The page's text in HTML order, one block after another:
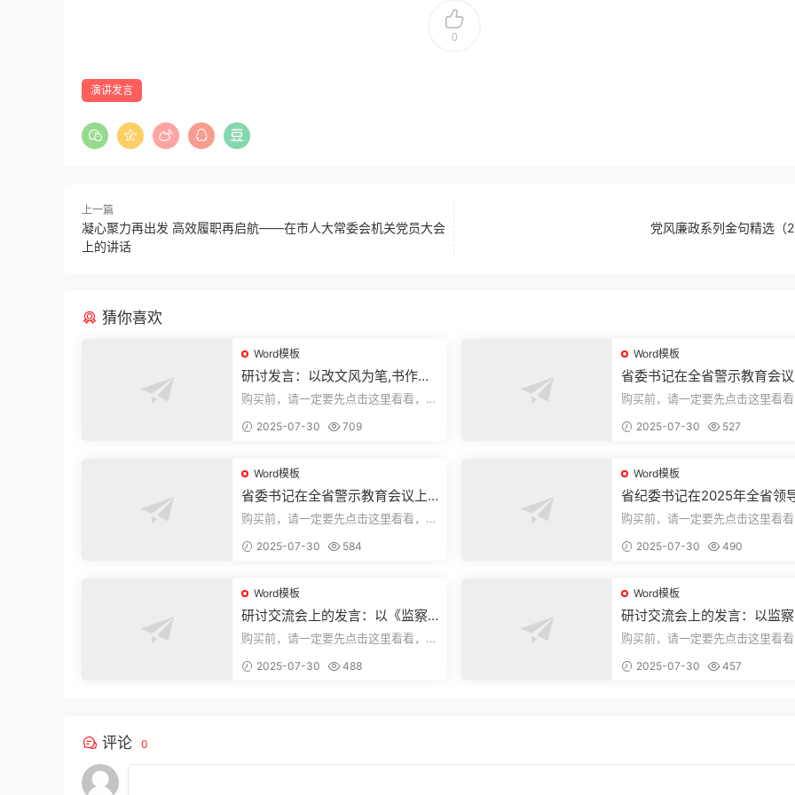
0
演讲发言
上一篇
凝心聚力再出发 高效履职再启航——在市人大常委会机关党员大会
上的讲话
党风廉政系列金句精选（
猜你喜欢
Word模板
研讨发言：以改文风为笔,书作风
建设“必修课”
购买前，请一定要先点击这里看看，欢
束，本文...
2025-07-30 709
Word模板
省委书记在全省警示教育会
的讲话.1
购买前，请一定要先点击这里看看
束，本文...
2025-07-30 527
Word模板
省委书记在全省警示教育会议上
的讲话
购买前，请一定要先点击这里看看，欢
束，本文...
2025-07-30 584
Word模板
省纪委书记在2025年全省领
部警示教育会上的讲话.1
购买前，请一定要先点击这里看看
束，本文...
2025-07-30 490
Word模板
研讨交流会上的发言：以《监察
法实施条例》为纲,推动巡察工作
购买前，请一定要先点击这里看看，欢
束，本文...
2025-07-30 488
Word模板
研讨交流会上的发言：以监
实施条例为纲推动巡察工作高
购买前，请一定要先点击这里看看
束，本文...
2025-07-30 457
评论 0